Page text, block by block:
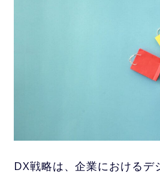
DX戦略は、企業におけるデ